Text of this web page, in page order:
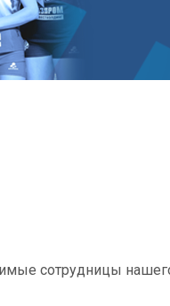
сотрудницы